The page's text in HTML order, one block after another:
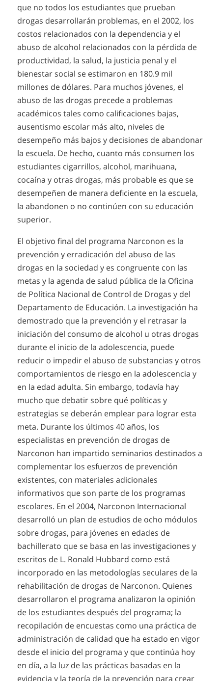
que no todos los estudiantes que prueban
drogas desarrollarán problemas, en el 2002, los
costos relacionados con la dependencia y el
abuso de alcohol relacionados con la pérdida de
productividad, la salud, la justicia penal y el
bienestar social se estimaron en 180.9 mil
millones de dólares. Para muchos jóvenes, el
abuso de las drogas precede a problemas
académicos tales como calificaciones bajas,
ausentismo escolar más alto, niveles de
desempeño más bajos y decisiones de abandonar
la escuela. De hecho, cuanto más consumen los
estudiantes cigarrillos, alcohol, marihuana,
cocaína y otras drogas, más probable es que se
desempeñen de manera deficiente en la escuela,
la abandonen o no continúen con su educación
superior.
El objetivo final del programa Narconon es la
prevención y erradicación del abuso de las
drogas en la sociedad y es congruente con las
metas y la agenda de salud pública de la Oficina
de Política Nacional de Control de Drogas y del
Departamento de Educación. La investigación ha
demostrado que la prevención y el retrasar la
iniciación del consumo de alcohol u otras drogas
durante el inicio de la adolescencia, puede
reducir o impedir el abuso de substancias y otros
comportamientos de riesgo en la adolescencia y
en la edad adulta. Sin embargo, todavía hay
mucho que debatir sobre qué políticas y
estrategias se deberán emplear para lograr esta
meta. Durante los últimos 40 años, los
especialistas en prevención de drogas de
Narconon han impartido seminarios destinados a
complementar los esfuerzos de prevención
existentes, con materiales adicionales
informativos que son parte de los programas
escolares. En el 2004, Narconon Internacional
desarrolló un plan de estudios de ocho módulos
sobre drogas, para jóvenes en edades de
bachillerato que se basa en las investigaciones y
escritos de L. Ronald Hubbard como está
incorporado en las metodologías seculares de la
rehabilitación de drogas de Narconon. Quienes
desarrollaron el programa analizaron la opinión
de los estudiantes después del programa; la
recopilación de encuestas como una práctica de
administración de calidad que ha estado en vigor
desde el inicio del programa y que continúa hoy
en día, a la luz de las prácticas basadas en la
evidencia y la teoría de la prevención para crear